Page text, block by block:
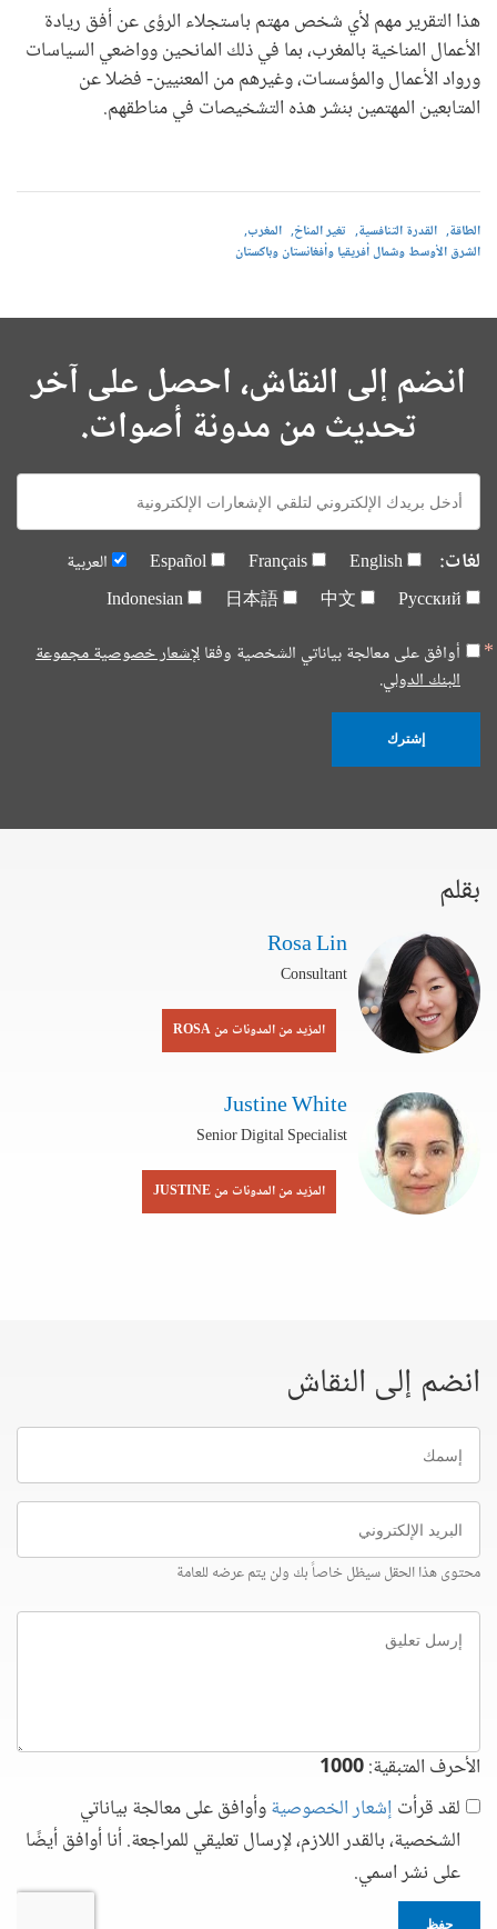
هذا التقرير مهم لأي شخص مهتم باستجلاء الرؤى عن أفق ريادة
الأعمال المناخية بالمغرب، بما في ذلك المانحين وواضعي السياسات
ورواد الأعمال والمؤسسات، وغيرهم من المعنيين- فضلا عن
المتابعين المهتمين بنشر هذه التشخيصات في مناطقهم.
الطاقة القدرة التنافسية تغير المناخ المغرب
الشرق الأوسط وشمال أفريقيا وأفغانستان وباكستان
انضم إلى النقاش، احصل على آخر
تحديث من مدونة أصوات.
E-
mail:
لغات: English
Français
Español
العربية
Русский
中文
日本語
Indonesian
أوافق على معالجة بياناتي الشخصية وفقالإشعار خصوصية مجموعة
البنك الدولي.
إشترك
بقلم
Rosa Lin
Consultant
المزيد من المدونات من ROSA
Justine White
Senior Digital Specialist
المزيد من المدونات من JUSTINE
انضم إلى النقاش
إسمك
البريد
الإلكتروني
محتوى هذا الحقل سيظل خاصاً بك ولن يتم عرضه للعامة
إرسل
تعليق
الأحرف المتبقية:1000
لقد قرأت إشعار الخصوصيةوأوافق على معالجة بياناتي
الشخصية، بالقدر اللازم، لإرسال تعليقي للمراجعة. أنا أوافق أيضًا
على نشر اسمي.
حفظ